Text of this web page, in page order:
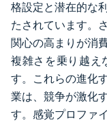
格設定と潜在的な
たされています。
関心の高まりが消
複雑さを乗り越え
す。これらの進化
業は、競争が激化
す。感覚プロファ